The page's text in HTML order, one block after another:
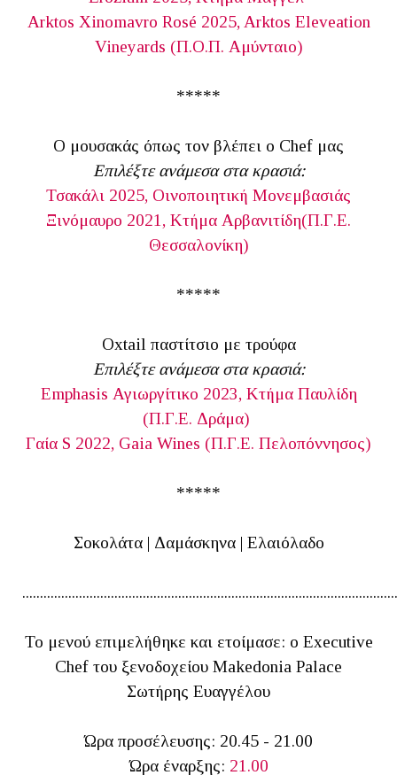
Arktos Xinomavro Rosé 2025, Arktos Eleveation
Vineyards (Π.Ο.Π. Αμύνταιο)
*****
Ο μουσακάς όπως τον βλέπει ο Chef μας
Επιλέξτε ανάμεσα στα κρασιά:
Τσακάλι 2025, Οινοποιητική Μονεμβασιάς
Ξινόμαυρο 2021, Κτήμα Αρβανιτίδη(Π.Γ.Ε.
Θεσσαλονίκη)
*****
Oxtail παστίτσιο με τρούφα
Επιλέξτε ανάμεσα στα κρασιά:
Emphasis Αγιωργίτικο 2023, Κτήμα Παυλίδη
(Π.Γ.Ε. Δράμα)
Γαία S 2022, Gaia Wines (Π.Γ.Ε. Πελοπόννησος)
*****
Σοκολάτα | Δαμάσκηνα | Ελαιόλαδο
Το μενού επιμελήθηκε και ετοίμασε: ο Executive
Chef του ξενοδοχείου Makedonia Palace
Σωτήρης Ευαγγέλου
Ώρα προσέλευσης: 20.45 - 21.00
Ώρα έναρξης: 21.00